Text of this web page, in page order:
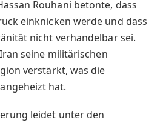
Rouhani betonte, dass
einknicken werde und dass
nicht verhandelbar sei.
seine militärischen
verstärkt, was die
hat.
leidet unter den